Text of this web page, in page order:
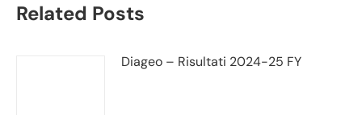
Related Posts
Diageo – Risultati 2024-25 FY